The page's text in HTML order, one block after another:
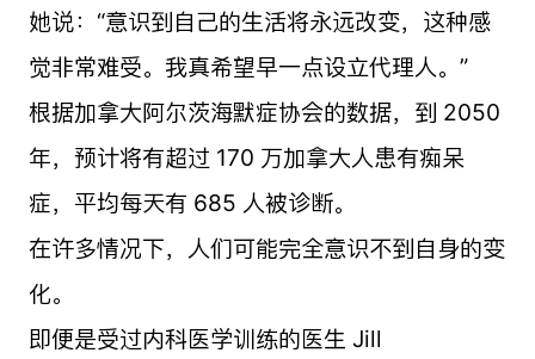
她说：“意识到自己的生活将永远改变，这种感
觉非常难受。我真希望早一点设立代理人。”
根据加拿大阿尔茨海默症协会的数据，到 2050
年，预计将有超过 170 万加拿大人患有痴呆
症，平均每天有 685 人被诊断。
在许多情况下，人们可能完全意识不到自身的变
化。
即便是受过内科医学训练的医生 Jill